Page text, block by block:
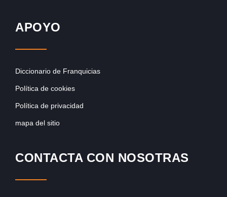
APOYO
Diccionario de Franquicias
Política de cookies
Política de privacidad
mapa del sitio
CONTACTA CON NOSOTRAS